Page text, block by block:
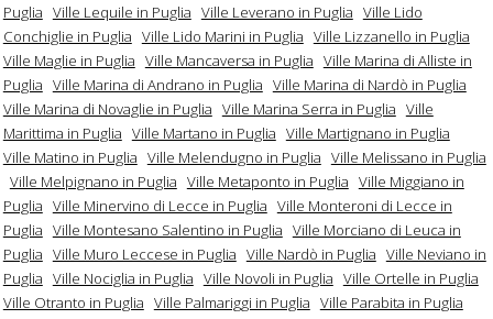
Puglia Ville Lequile in Puglia Ville Leverano in Puglia Ville Lido
Conchiglie in Puglia Ville Lido Marini in Puglia Ville Lizzanello in Puglia
Ville Maglie in Puglia Ville Mancaversa in Puglia Ville Marina di Alliste in
Puglia Ville Marina di Andrano in Puglia Ville Marina di Nardò in Puglia
Ville Marina di Novaglie in Puglia Ville Marina Serra in Puglia Ville
Marittima in Puglia Ville Martano in Puglia Ville Martignano in Puglia
Ville Matino in Puglia Ville Melendugno in Puglia Ville Melissano in Puglia
Ville Melpignano in Puglia Ville Metaponto in Puglia Ville Miggiano in
Puglia Ville Minervino di Lecce in Puglia Ville Monteroni di Lecce in
Puglia Ville Montesano Salentino in Puglia Ville Morciano di Leuca in
Puglia Ville Muro Leccese in Puglia Ville Nardò in Puglia Ville Neviano in
Puglia Ville Nociglia in Puglia Ville Novoli in Puglia Ville Ortelle in Puglia
Ville Otranto in Puglia Ville Palmariggi in Puglia Ville Parabita in Puglia